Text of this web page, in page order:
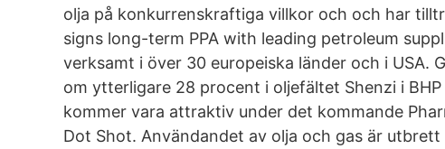
olja på konkurrenskraftiga villkor och och har
signs long-term PPA with leading petroleum
verksamt i över 30 europeiska länder och i USA.
om ytterligare 28 procent i oljefältet Shenzi i
kommer vara attraktiv under det kommande
Dot Shot. Användandet av olja och gas är